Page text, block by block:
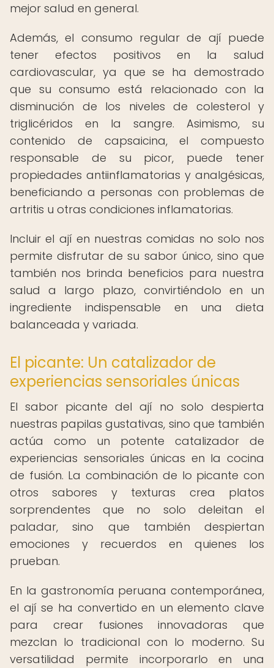
mejor salud en general.
Además, el consumo regular de ají puede
tener efectos positivos en la salud
cardiovascular, ya que se ha demostrado
que su consumo está relacionado con la
disminución de los niveles de colesterol y
triglicéridos en la sangre. Asimismo, su
contenido de capsaicina, el compuesto
responsable de su picor, puede tener
propiedades antiinflamatorias y analgésicas,
beneficiando a personas con problemas de
artritis u otras condiciones inflamatorias.
Incluir el ají en nuestras comidas no solo nos
permite disfrutar de su sabor único, sino que
también nos brinda beneficios para nuestra
salud a largo plazo, convirtiéndolo en un
ingrediente indispensable en una dieta
balanceada y variada.
El picante: Un catalizador de
experiencias sensoriales únicas
El sabor picante del ají no solo despierta
nuestras papilas gustativas, sino que también
actúa como un potente catalizador de
experiencias sensoriales únicas en la cocina
de fusión. La combinación de lo picante con
otros sabores y texturas crea platos
sorprendentes que no solo deleitan el
paladar, sino que también despiertan
emociones y recuerdos en quienes los
prueban.
En la gastronomía peruana contemporánea,
el ají se ha convertido en un elemento clave
para crear fusiones innovadoras que
mezclan lo tradicional con lo moderno. Su
versatilidad permite incorporarlo en una